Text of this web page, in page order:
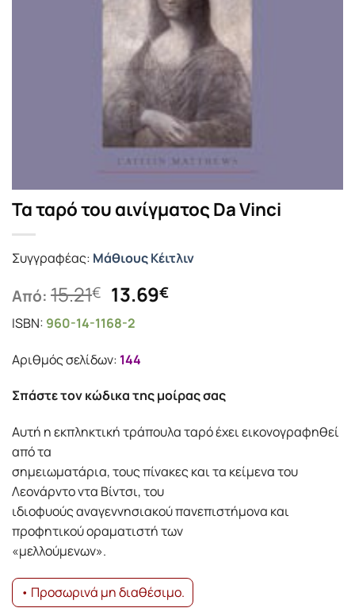
Τα ταρό του αινίγματος Da Vinci
Συγγραφέας: Μάθιους Κέιτλιν
Από: 15.21€ Original
price
was:
15.21€.
13.69€Η
ISBN: 960-14-1168-2
Αριθμός σελίδων: 144
Σπάστε τον κώδικα της μοίρας σας
Αυτή η εκπληκτική τράπουλα ταρό έχει εικονογραφηθεί
από τα
σημειωματάρια, τους πίνακες και τα κείμενα του
Λεονάρντο ντα Βίντσι, του
ιδιοφυούς αναγεννησιακού πανεπιστήμονα και
προφητικού οραματιστή των
«μελλούμενων».
• Προσωρινά μη διαθέσιμο.